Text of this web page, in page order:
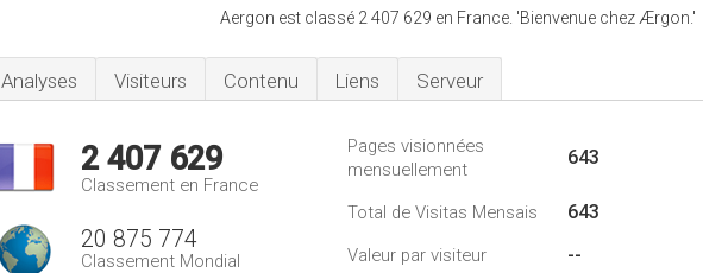
Aergon est classé 2 407 629 en France. 'Bienvenue chez Ærgon.'
Analyses Visiteurs Contenu Liens Serveur
2 407 629
Classement en France
20 875 774
Classement Mondial
Pages visionnées
mensuellement
643
Total de Visitas Mensais 643
Valeur par visiteur --